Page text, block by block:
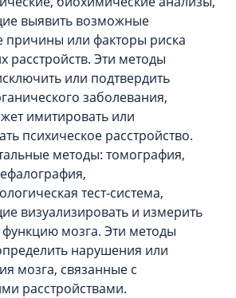
выявить возможные
причины или факторы риска
расстройств. Эти методы
или подтвердить
заболевания,
имитировать или
психическое расстройство.
методы: томография,
тест-система,
визуализировать и измерить
функцию мозга. Эти методы
нарушения или
мозга, связанные с
расстройствами.